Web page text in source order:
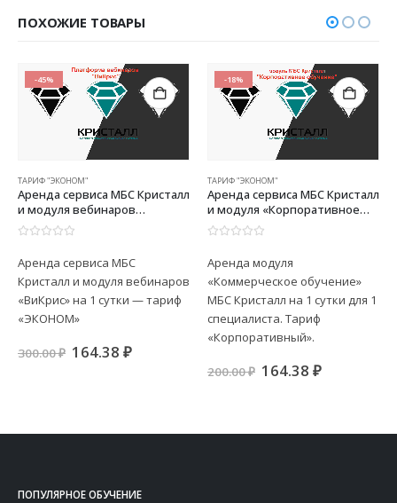
ПОХОЖИЕ ТОВАРЫ
-45%
ТАРИФ "ЭКОНОМ"
Аренда сервиса МБС Кристалл
и модуля вебинаров
«ВиКрис» на 1 сутки — тариф
«ЭКОНОМ»
Аренда сервиса МБС
Кристалл и модуля вебинаров
«ВиКрис» на 1 сутки — тариф
«ЭКОНОМ»
300.00₽ Первоначальная
164.38 ₽Текущая
-18%
ТАРИФ "ЭКОНОМ"
Аренда сервиса МБС Кристалл
и модуля «Корпоративное
обучение» (СДО и учебный
корпоративный LMS портал)
(посуточный)
Аренда модуля
«Коммерческое обучение»
МБС Кристалл на 1 сутки для 1
специалиста. Тариф
«Корпоративный».
200.00₽ Первоначальная
164.38 ₽Текущая
ПОПУЛЯРНОЕ ОБУЧЕНИЕ